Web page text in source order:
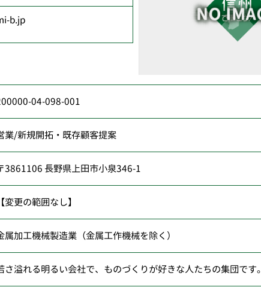
b.jp
04-098-001
業/新規開拓・既存顧客提案
3861106 長野県上田市小泉346-1
【変更の範囲なし】
属加工機械製造業（金属工作機械を除く）
さ溢れる明るい会社で、ものづくりが好きな人たちの集団です。